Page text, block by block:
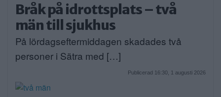
Bråk på idrottsplats – två
män till sjukhus
På lördagseftermiddagen skadades två
personer i Sätra med […]
Publicerad 16:30, 1 augusti 2026